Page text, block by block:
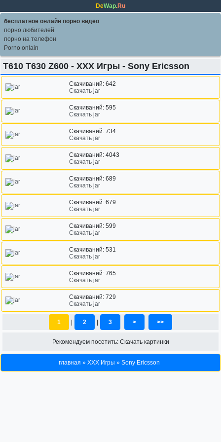
DeWap.Ru
бесплатное онлайн порно видео
порно любителей
порно на телефон
Porno onlain
T610 T630 Z600 - XXX Игры - Sony Ericsson
Скачиваний: 642
Скачать jar
Скачиваний: 595
Скачать jar
Скачиваний: 734
Скачать jar
Скачиваний: 4043
Скачать jar
Скачиваний: 689
Скачать jar
Скачиваний: 679
Скачать jar
Скачиваний: 599
Скачать jar
Скачиваний: 531
Скачать jar
Скачиваний: 765
Скачать jar
Скачиваний: 729
Скачать jar
1 2 3 > >>
Рекомендуем посетить: Скачать картинки
главная » XXX Игры » Sony Ericsson